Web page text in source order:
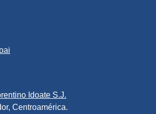
Idoate S.J.
Centroamérica.